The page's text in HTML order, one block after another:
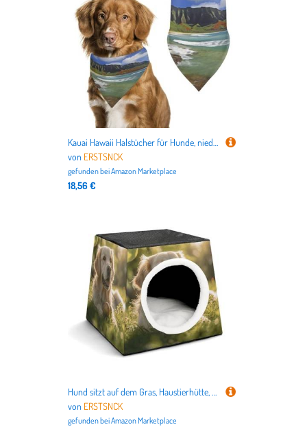
Kauai Hawaii Halstücher für Hunde, niedlich, weiche Baumwolle, waschbar, für den täglichen Sommer, langlebig, dreieckig, wendbar, geeignet für kleine, mittelgroße und große Hunde und Katzen
von ERSTSNCK
gefunden beiAmazon Marketplace
18,56 €
Hund sitzt auf dem Gras, Haustierhütte, bequemes Nest für Haustiere, Weltraumkapsel, warm, weich, für den Innenbereich, Haustierhaus für Innenkatzen, kleine Hunde und mittelgroße Tiere
von ERSTSNCK
gefunden beiAmazon Marketplace